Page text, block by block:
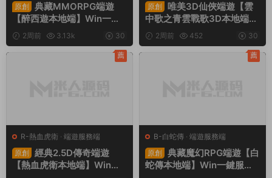
原創
典藏MMORPG端遊
【醉西遊本地端】Win一鍵
服務端+PC客戶端+GM後台
+視頻架設教程
2周前 3.13k 30
原創
唯美3D仙俠端遊【雲
中歌之青雲戰歌3D本地端】
Win一鍵服務端+PC客戶端+
GM工具+視頻架設教程
2周前 452 30
R-熱血虎衛 · 端遊服務端
原創
經典2.5D傳奇端遊
【熱血虎衛本地端】Win一
薦
B-白蛇傳 · 端遊服務端
原創
典藏魔幻RPG端遊【白
蛇傳本地端】Win一鍵服務
薦